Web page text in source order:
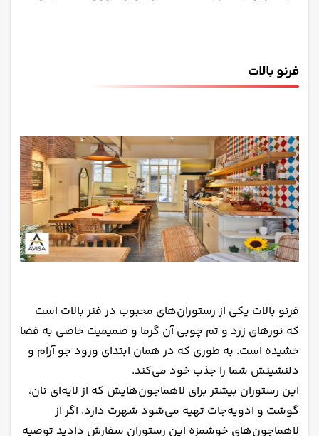
فرنو بالات
فرنو بالات یکی از رستوران‌های محبوب در فنر بالات است
که نورهای زرد و تم چوبی آن گرما و صمیمیت خاصی به فضا
خشیده است. به طوری که در همان ابتدای ورود جو آرام و
دلنشینش شما را جذب خود می‌کند.
این رستوران بیشتر برای لاهماجون‌هایش که از لایه‌ای نان،
گوشت و ادویه‌جات تهیه می‌شود شهرت دارد. اگر از
لاهماجون‌های خوشمزه این رستوران سفارش دادید توصیه